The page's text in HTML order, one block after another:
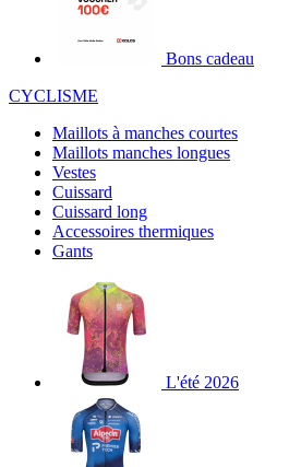
Bons cadeau
CYCLISME
Maillots à manches courtes
Maillots manches longues
Vestes
Cuissard
Cuissard long
Accessoires thermiques
Gants
L'été 2026